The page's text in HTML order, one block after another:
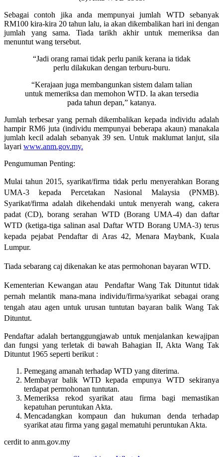
Sebagai contoh jika anda mempunyai jumlah WTD sebanyak
RM100 kira-kira 20 tahun lalu, ia akan dikembalikan hari ini dengan
jumlah yang sama. Tiada tarikh akhir untuk memeriksa dan
menuntut wang tersebut.
“Jadi orang ramai tidak perlu panik kerana ia tidak
perlu dilakukan dengan terburu-buru.
“Kerajaan juga membangunkan sistem dalam talian
untuk memeriksa dan memohon WTD. Ia akan tersedia
pada tahun depan,” katanya.
Jumlah terbesar yang pernah dikembalikan kepada individu adalah
hampir RM6 juta (individu mempunyai beberapa akaun) manakala
jumlah kecil adalah sebanyak 39 sen. Untuk maklumat lanjut, sila
layari www.anm.gov.my.
Pengumuman Penting:
Mulai tahun 2015, syarikat/firma tidak perlu menyerahkan Borang
UMA-3 kepada Percetakan Nasional Malaysia (PNMB).
Syarikat/firma adalah dikehendaki untuk menyerah wang, cakera
padat (CD), borang serahan WTD (Borang UMA-4) dan daftar
WTD (ketiga-tiga salinan asal Daftar WTD Borang UMA-3) terus
kepada pejabat Pendaftar di Aras 42, Menara Maybank, Kuala
Lumpur.
Tiada sebarang caj dikenakan ke atas permohonan bayaran WTD.
Kementerian Kewangan atau Pendaftar Wang Tak Dituntut tidak
pernah melantik mana-mana individu/firma/syarikat sebagai orang
tengah atau agen untuk urusan tuntutan bayaran balik Wang Tak
Dituntut.
Pendaftar adalah bertanggungjawab untuk menjalankan kewajipan
dan fungsi yang terletak di bawah Bahagian II, Akta Wang Tak
Dituntut 1965 seperti berikut :
Pemegang amanah terhadap WTD yang diterima.
Membayar balik WTD kepada empunya WTD sekiranya
terdapat permohonan tuntutan.
Memeriksa rekod syarikat atau firma bagi memastikan
kepatuhan peruntukan Akta.
Mencadangkan kompaun dan hukuman denda terhadap
syarikat atau firma yang gagal mematuhi peruntukan Akta.
cerdit to anm.gov.my